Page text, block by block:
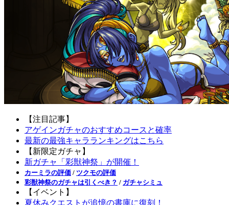
【注目記事】
アゲインガチャのおすすめコースと確率
最新の最強キャラランキングはこちら
【新限定ガチャ】
新ガチャ「彩獣神祭」が開催！
カーミラの評価 / ツクモの評価
彩獣神祭のガチャは引くべき？ / ガチャシミュ
【イベント】
夏休みクエストが追憶の書庫に復刻！